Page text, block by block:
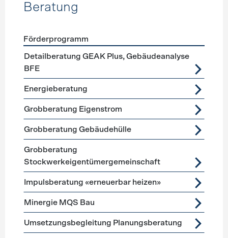
Beratung
Förderprogramme Beratung
Förderprogramm
Detailberatung GEAK Plus, Gebäudeanalyse
BFE
Energieberatung
Grobberatung Eigenstrom
Grobberatung Gebäudehülle
Grobberatung
Stockwerkeigentümergemeinschaft
Impulsberatung «erneuerbar heizen»
Minergie MQS Bau
Umsetzungsbegleitung Planungsberatung